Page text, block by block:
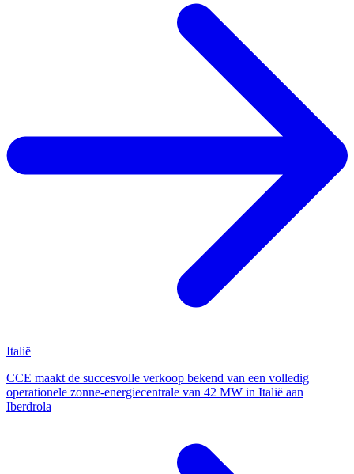
Italië
CCE maakt de succesvolle verkoop bekend van een volledig
operationele zonne-energiecentrale van 42 MW in Italië aan
Iberdrola